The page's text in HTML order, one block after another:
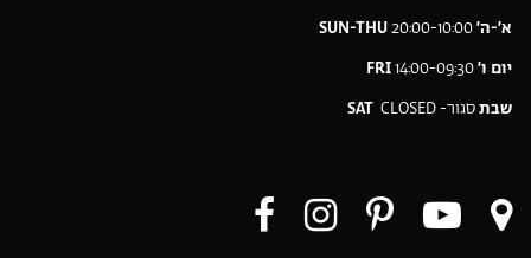
א׳-ה׳20:00-10:00
SUN-THU
יום ו׳14:00-09:30
FRI
שבתסגור- SAT CLOSED
עקבועקבועקבועקבו